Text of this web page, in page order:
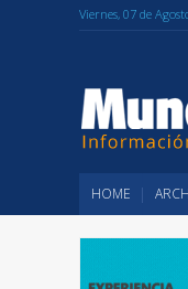
Viernes, 07 de
HOME